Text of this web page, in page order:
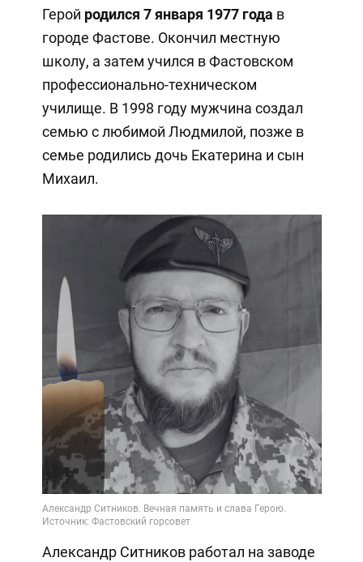
Герой родился 7 января 1977 года в
городе Фастове. Окончил местную
школу, а затем учился в Фастовском
профессионально-техническом
училище. В 1998 году мужчина создал
семью с любимой Людмилой, позже в
семье родились дочь Екатерина и сын
Михаил.
Александр Ситников работал на заводе